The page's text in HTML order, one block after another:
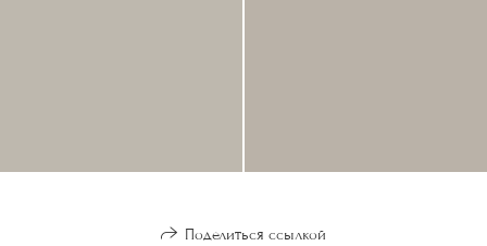
Поделиться ссылкой